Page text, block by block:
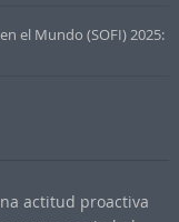
el Mundo (SOFI) 2025:
actitud proactiva